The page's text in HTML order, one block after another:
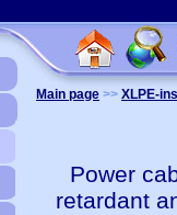
Main page >> XLPE-
Power
retardant